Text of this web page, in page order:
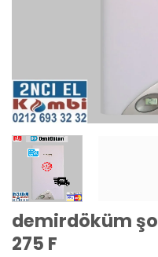
demirdöküm
275 F